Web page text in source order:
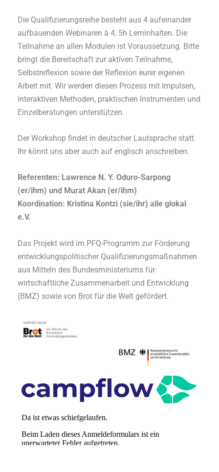
Die Qualifizierungsreihe besteht aus 4 aufeinander
aufbauenden Webinaren à 4, 5h Lerninhalten. Die
Teilnahme an allen Modulen ist Voraussetzung. Bitte
bringt die Bereitschaft zur aktiven Teilnahme,
Selbstreflexion sowie der Reflexion eurer eigenen
Arbeit mit. Wir werden diesen Prozess mit Impulsen,
interaktiven Methoden, praktischen Instrumenten und
Einzelberatungen unterstützen.
Der Workshop findet in deutscher Lautsprache statt.
Ihr könnt uns aber auch auf englisch anschreiben.
Referenten: Lawrence N. Y. Oduro-Sarpong
(er/ihm) und Murat Akan (er/ihm)
Koordination: Kristina Kontzi (sie/ihr) alle glokal
e.V.
Das Projekt wird im PFQ-Programm zur Förderung
entwicklungspolitischer Qualifizierungsmaßnahmen
aus Mitteln des Bundesministeriums für
wirtschaftliche Zusammenarbeit und Entwicklung
(BMZ) sowie von Brot für die Welt gefördert.